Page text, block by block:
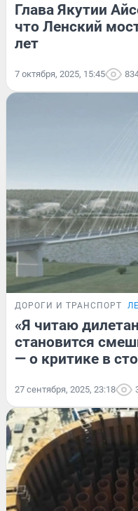
Глава Якутии
что Ленский
лет
7 октября, 2025, 15:45
ДОРОГИ И ТРАНСПОРТ
«Я читаю
становится
— о критике в
27 сентября, 2025, 23:18